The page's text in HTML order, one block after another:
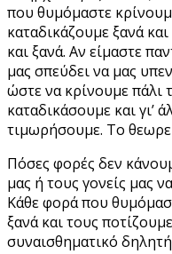
που θυμόμαστε
καταδικάζουμε ξανά
και ξανά. Αν είμαστε
μας σπεύδει να μας
ώστε να κρίνουμε πάλι
καταδικάσουμε και γι’
τιμωρήσουμε. Το
Πόσες φορές δεν
μας ή τους γονείς μας
Κάθε φορά που
ξανά και τους
συναισθηματικό